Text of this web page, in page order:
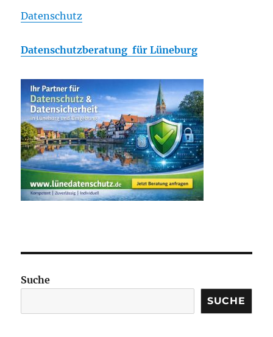
Datenschutz
Datenschutzberatung für Lüneburg
Suche
SUCHE